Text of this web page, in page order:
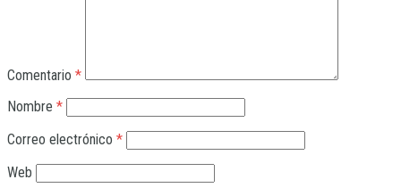
Comentario *
Nombre *
Correo electrónico *
Web